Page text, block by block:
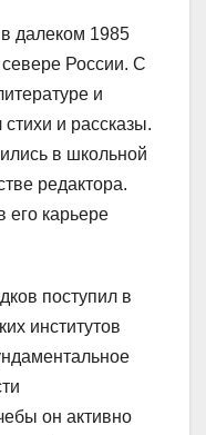
далеком 1985
России. С
и
и рассказы.
в школьной
редактора.
его карьере
поступил в
институтов
он активно